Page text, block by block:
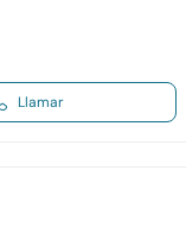
Llamar